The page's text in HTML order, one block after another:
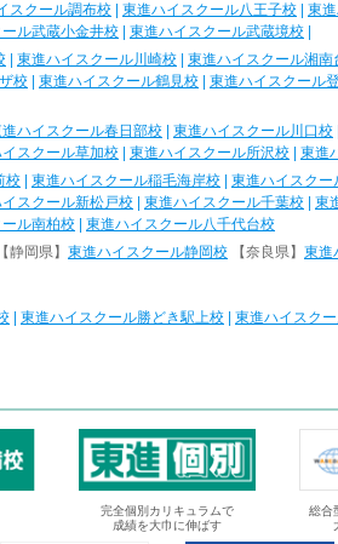
スクール調布校 東進ハイスクール八王子校 東
ル武蔵小金井校 東進ハイスクール武蔵境校
東進ハイスクール川崎校 東進ハイスクール湘南
校 東進ハイスクール鶴見校 東進ハイスクール
ハイスクール春日部校 東進ハイスクール川口校
スクール草加校 東進ハイスクール所沢校 東進
校 東進ハイスクール稲毛海岸校 東進ハイスクー
スクール新松戸校 東進ハイスクール千葉校 東
ル南柏校
東進ハイスクール八千代台校
【静岡県】 東進ハイスクール静岡校 【奈良県】 東進
東進ハイスクール勝どき駅上校 東進ハイスク
完全個別カリキュラムで
成績を大巾に伸ばす
総合